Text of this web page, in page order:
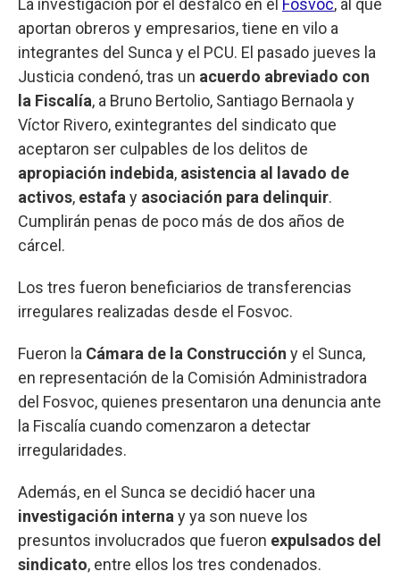
La investigación por el desfalco en el Fosvoc, al que
aportan obreros y empresarios, tiene en vilo a
integrantes del Sunca y el PCU. El pasado jueves la
Justicia condenó, tras un acuerdo abreviado con
la Fiscalía, a Bruno Bertolio, Santiago Bernaola y
Víctor Rivero, exintegrantes del sindicato que
aceptaron ser culpables de los delitos de
apropiación indebida, asistencia al lavado de
activos, estafa y asociación para delinquir.
Cumplirán penas de poco más de dos años de
cárcel.
Los tres fueron beneficiarios de transferencias
irregulares realizadas desde el Fosvoc.
Fueron la Cámara de la Construcción y el Sunca,
en representación de la Comisión Administradora
del Fosvoc, quienes presentaron una denuncia ante
la Fiscalía cuando comenzaron a detectar
irregularidades.
Además, en el Sunca se decidió hacer una
investigación interna y ya son nueve los
presuntos involucrados que fueron expulsados del
sindicato, entre ellos los tres condenados.